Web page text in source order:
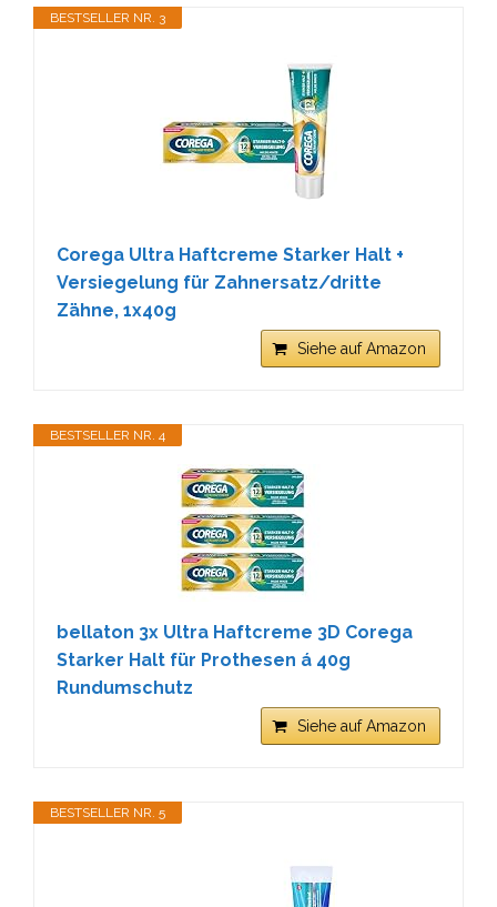
BESTSELLER NR. 3
Corega Ultra Haftcreme Starker Halt +
Versiegelung für Zahnersatz/dritte
Zähne, 1x40g
Siehe auf Amazon
BESTSELLER NR. 4
bellaton 3x Ultra Haftcreme 3D Corega
Starker Halt für Prothesen á 40g
Rundumschutz
Siehe auf Amazon
BESTSELLER NR. 5